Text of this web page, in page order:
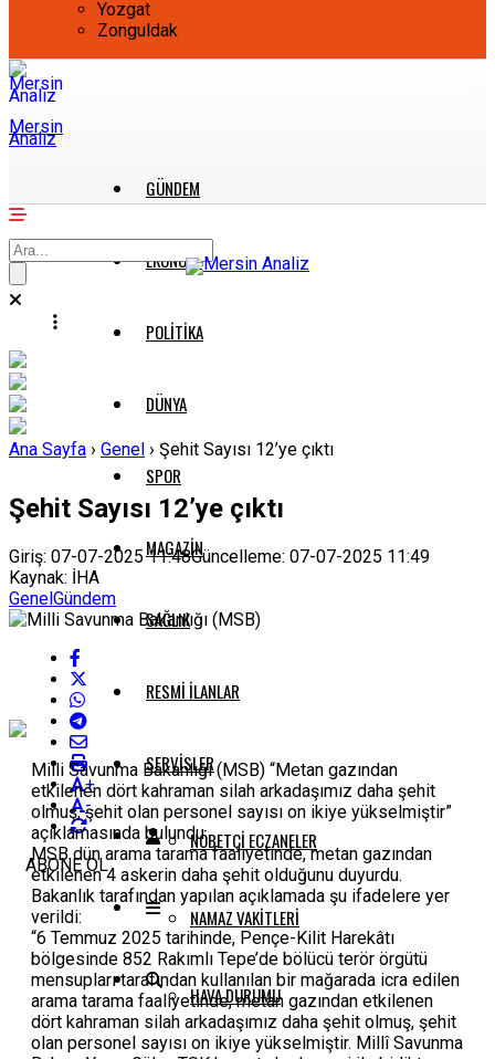
Yozgat
Zonguldak
Mersin
Analiz
GÜNDEM
EKONOMI
POLITIKA
DÜNYA
SPOR
MAGAZIN
SAĞLIK
RESMI İLANLAR
SERVISLER
NÖBETÇI ECZANELER
NAMAZ VAKITLERI
HAVA DURUMU
Ana Sayfa › Genel › Şehit Sayısı 12’ye çıktı
Şehit Sayısı 12’ye çıktı
Giriş: 07-07-2025 11:48Güncelleme: 07-07-2025 11:49
Kaynak: İHA
GenelGündem
+
-
ABONE OL
Milli Savunma Bakanlığı (MSB) “Metan gazından
etkilenen dört kahraman silah arkadaşımız daha şehit
olmuş, şehit olan personel sayısı on ikiye yükselmiştir”
açıklamasında bulundu.
MSB dün arama tarama faaliyetinde, metan gazından
etkilenen 4 askerin daha şehit olduğunu duyurdu.
Bakanlık tarafından yapılan açıklamada şu ifadelere yer
verildi:
“6 Temmuz 2025 tarihinde, Pençe-Kilit Harekâtı
bölgesinde 852 Rakımlı Tepe’de bölücü terör örgütü
mensupları tarafından kullanılan bir mağarada icra edilen
arama tarama faaliyetinde, metan gazından etkilenen
dört kahraman silah arkadaşımız daha şehit olmuş, şehit
olan personel sayısı on ikiye yükselmiştir. Millî Savunma